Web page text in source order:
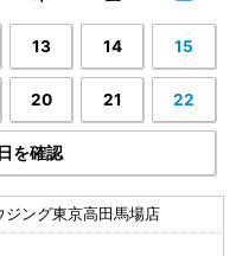
13 14 15
20 21 22
を確認
ジング東京高田馬場店